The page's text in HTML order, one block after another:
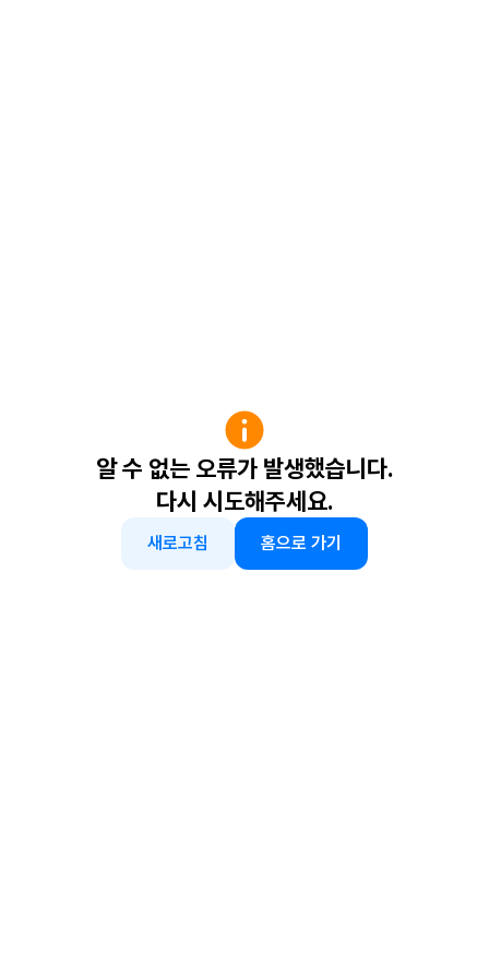
알 수 없는 오류가 발생했습니다.
다시 시도해주세요.
새로고침 홈으로 가기